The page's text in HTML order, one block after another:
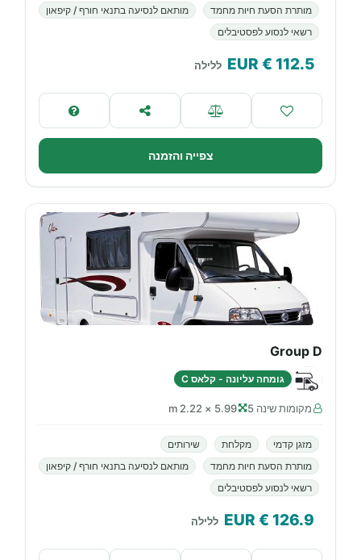
מותרת הסעת חיות מחמד
מותאם לנסיעה בתנאי חורף / קיפאון
רשאי לנסוע לפסטיבלים
112.5
€ EUR ללילה
צפייה והזמנה
Group D
גומחה עליונה - קלאס C
מקומות שינה 5 5.99 × 2.22 m
מזגן קדמי מקלחת
שירותים
מותרת הסעת חיות מחמד
מותאם לנסיעה בתנאי חורף / קיפאון
רשאי לנסוע לפסטיבלים
126.9
€ EUR ללילה